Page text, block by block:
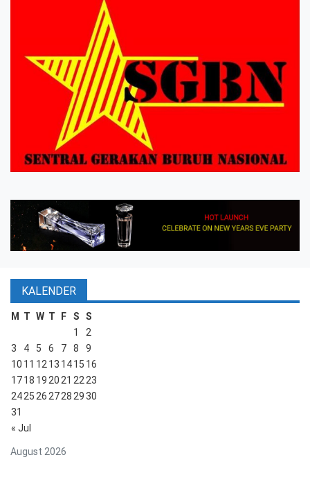
KALENDER
August 2026
M T W T F S S
« Jul
1
2
3
4 5 6 7 8
9
10 11 12 13 1415 16
1718 19 20 21 22 23
2425 26 2728 2930
31